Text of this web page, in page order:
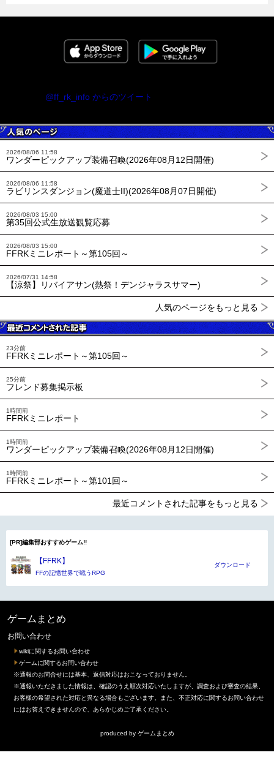
@ff_rk_info からのツイート
2026/08/06 11:58
ワンダーピックアップ装備召喚(2026年08月12日開催)
2026/08/06 11:58
ラビリンスダンジョン(魔道士II)(2026年08月07日開催)
2026/08/03 15:00
第35回公式生放送観覧応募
2026/08/03 15:00
FFRKミニレポート～第105回～
2026/07/31 14:58
【涼祭】リバイアサン(熱祭！デンジャラスサマー)
人気のページをもっと見る
23分前
FFRKミニレポート～第105回～
25分前
フレンド募集掲示板
1時間前
FFRKミニレポート
1時間前
ワンダーピックアップ装備召喚(2026年08月12日開催)
1時間前
FFRKミニレポート～第101回～
最近コメントされた記事をもっと見る
[PR]編集部おすすめゲーム!!
【FFRK】
FFの記憶世界で戦うRPG
ダウンロード
ゲームまとめ
お問い合わせ
wikiに関するお問い合わせ
ゲームに関するお問い合わせ
※通報のお問合せには基本、返信対応はおこなっておりません。
※通報いただきました情報は、確認のうえ順次対応いたしますが、調査および審査の結果、
お客様の希望された対応と異なる場合もございます。また、不正対応に関するお問い合わせ
にはお答えできませんので、あらかじめご了承ください。
produced by ゲームまとめ